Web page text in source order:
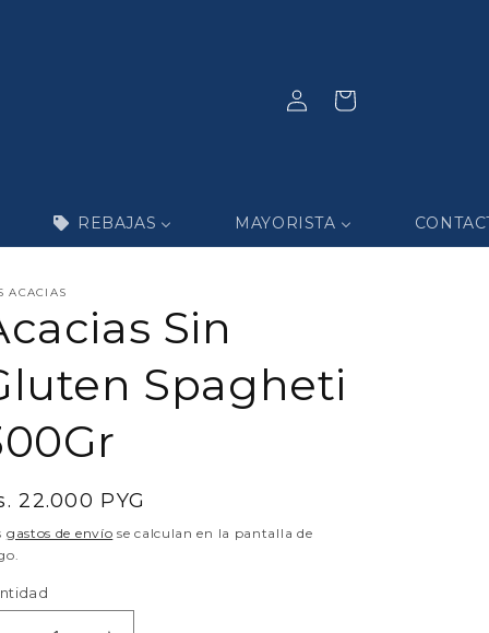
REBAJAS MAYORISTA
sesión
Carrito
ACACIAS
Sin
Spagheti
22.000 PYG
gastos de envío se calculan en la pantalla de